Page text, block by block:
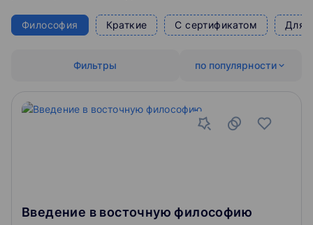
Философия Краткие С сертификатом Для
по популярности
Фильтры
Введение в восточную философию